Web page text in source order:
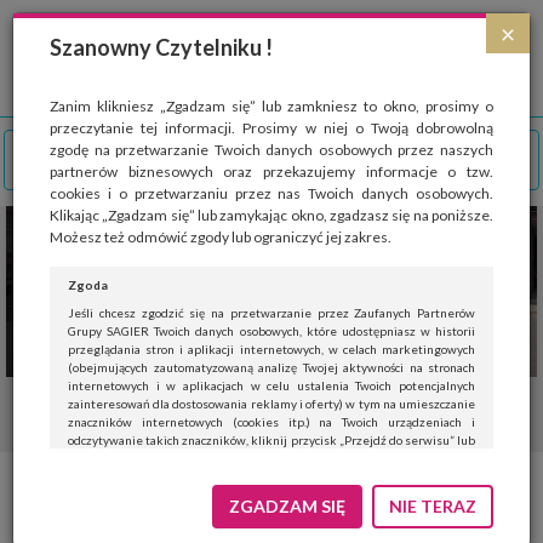
×
Szanowny Czytelniku !
Zanim klikniesz „Zgadzam się” lub zamkniesz to okno, prosimy o
przeczytanie tej informacji. Prosimy w niej o Twoją dobrowolną
zgodę na przetwarzanie Twoich danych osobowych przez naszych
partnerów biznesowych oraz przekazujemy informacje o tzw.
cookies i o przetwarzaniu przez nas Twoich danych osobowych.
Klikając „Zgadzam się” lub zamykając okno, zgadzasz się na poniższe.
Możesz też odmówić zgody lub ograniczyć jej zakres.
Zgoda
Jeśli chcesz zgodzić się na przetwarzanie przez Zaufanych Partnerów
Grupy SAGIER Twoich danych osobowych, które udostępniasz w historii
przeglądania stron i aplikacji internetowych, w celach marketingowych
(obejmujących zautomatyzowaną analizę Twojej aktywności na stronach
internetowych i w aplikacjach w celu ustalenia Twoich potencjalnych
zainteresowań dla dostosowania reklamy i oferty) w tym na umieszczanie
znaczników internetowych (cookies itp.) na Twoich urządzeniach i
odczytywanie takich znaczników, kliknij przycisk „Przejdź do serwisu” lub
Jeśli nie chcesz wyrazić zgody, kliknij „Nie teraz”.
Wyrażenie zgody jest dobrowolne. Możesz edytować zakres zgody, w tym
ZGADZAM SIĘ NIE TERAZ
Strona wykorzystuje pliki cookies, które służą głównie do celów statystycznych.
Wyrażając zgodę na używanie 'cookies', zezwalasz na zapisanie ich w pamięci
przeglądarki. Przejdź do
polityki cookies
Pomysł na wesele w